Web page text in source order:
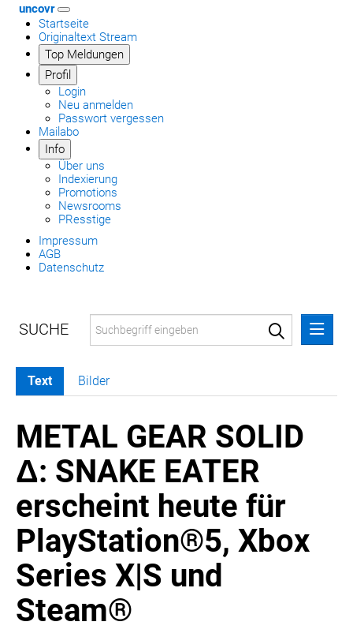
uncovr
Startseite
Originaltext Stream
Top Meldungen
Profil
Login
Neu anmelden
Passwort vergessen
Mailabo
Info
Über uns
Indexierung
Promotions
Newsrooms
PResstige
Impressum
AGB
Datenschutz
MELDUNGEN
SWORDFISH
AURA
AWOL VISION
BESTATTUNG HIMMELBLAU
CARRERA
EORA
OPTIMUM NUTRITION
PROF. GEORGE BIRKMAYER NADH
Text Bilder
METAL GEAR SOLID
Δ: SNAKE EATER
erscheint heute für
PlayStation®5, Xbox
Series X|S und
Steam®